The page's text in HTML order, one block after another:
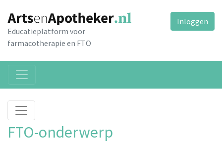
Educatieplatform voor
farmacotherapie en FTO
Inloggen
FTO-onderwerp